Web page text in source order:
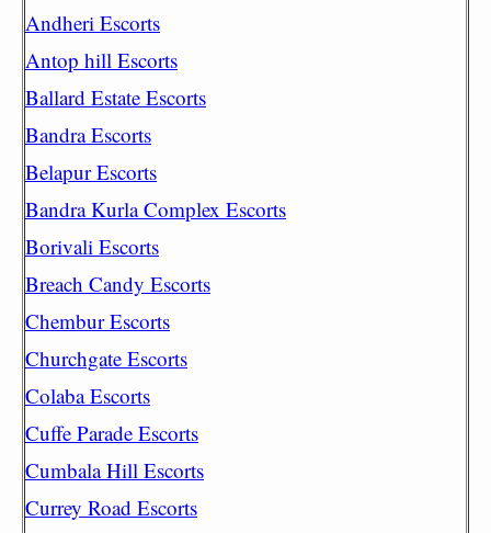
Andheri Escorts
Antop hill Escorts
Ballard Estate Escorts
Bandra Escorts
Belapur Escorts
Bandra Kurla Complex Escorts
Borivali Escorts
Breach Candy Escorts
Chembur Escorts
Churchgate Escorts
Colaba Escorts
Cuffe Parade Escorts
Cumbala Hill Escorts
Currey Road Escorts